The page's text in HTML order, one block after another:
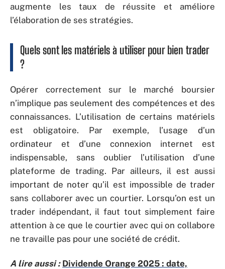
augmente les taux de réussite et améliore
l’élaboration de ses stratégies.
Quels sont les matériels à utiliser pour bien trader
?
Opérer correctement sur le marché boursier
n’implique pas seulement des compétences et des
connaissances. L’utilisation de certains matériels
est obligatoire. Par exemple, l’usage d’un
ordinateur et d’une connexion internet est
indispensable, sans oublier l’utilisation d’une
plateforme de trading. Par ailleurs, il est aussi
important de noter qu’il est impossible de trader
sans collaborer avec un courtier. Lorsqu’on est un
trader indépendant, il faut tout simplement faire
attention à ce que le courtier avec qui on collabore
ne travaille pas pour une société de crédit.
A lire aussi : Dividende Orange 2025 : date,